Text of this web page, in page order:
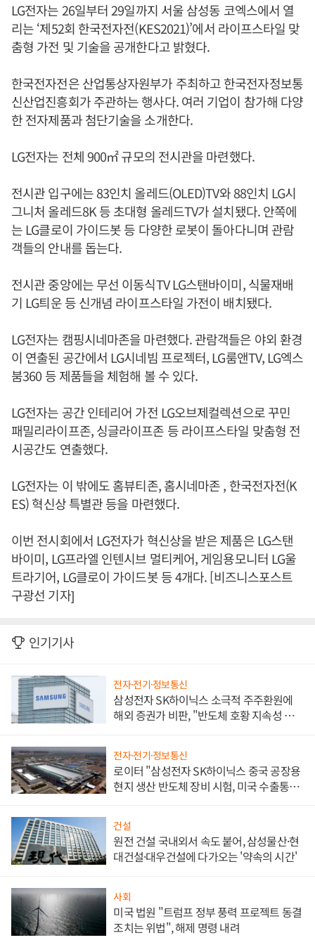
LG전자는 26일부터 29일까지 서울 삼성동 코엑스에서 열
리는 ‘제52회 한국전자전(KES2021)’에서 라이프스타일 맞
춤형 가전 및 기술을 공개한다고 밝혔다.
한국전자전은 산업통상자원부가 주최하고 한국전자정보통
신산업진흥회가 주관하는 행사다. 여러 기업이 참가해 다양
한 전자제품과 첨단기술을 소개한다.
LG전자는 전체 900㎡ 규모의 전시관을 마련했다.
전시관 입구에는 83인치 올레드(OLED)TV와 88인치 LG시
그니처 올레드8K 등 초대형 올레드TV가 설치됐다. 안쪽에
는 LG클로이 가이드봇 등 다양한 로봇이 돌아다니며 관람
객들의 안내를 돕는다.
전시관 중앙에는 무선 이동식TV LG스탠바이미, 식물재배
기 LG틔운 등 신개념 라이프스타일 가전이 배치됐다.
LG전자는 캠핑시네마존을 마련했다. 관람객들은 야외 환경
이 연출된 공간에서 LG시네빔 프로젝터, LG룸앤TV, LG엑스
붐360 등 제품들을 체험해 볼 수 있다.
LG전자는 공간 인테리어 가전 LG오브제컬렉션으로 꾸민
패밀리라이프존, 싱글라이프존 등 라이프스타일 맞춤형 전
시공간도 연출했다.
LG전자는 이 밖에도 홈뷰티존, 홈시네마존 , 한국전자전(K
ES) 혁신상 특별관 등을 마련했다.
이번 전시회에서 LG전자가 혁신상을 받은 제품은 LG스탠
바이미, LG프라엘 인텐시브 멀티케어, 게임용모니터 LG울
트라기어, LG클로이 가이드봇 등 4개다. [비즈니스포스트
구광선 기자]
인기기사
전자·전기·정보통신
삼성전자 SK하이닉스 소극적 주주환원에
해외 증권가 비판, "반도체 호황 지속성 의
전자·전기·정보통신
로이터 "삼성전자 SK하이닉스 중국 공장용
현지 생산 반도체 장비 시험, 미국 수출통제
건설
원전 건설 국내외서 속도 붙어, 삼성물산·현
대건설·대우건설에 다가오는 '약속의 시간'
사회
미국 법원 "트럼프 정부 풍력 프로젝트 동결
조치는 위법", 해제 명령 내려